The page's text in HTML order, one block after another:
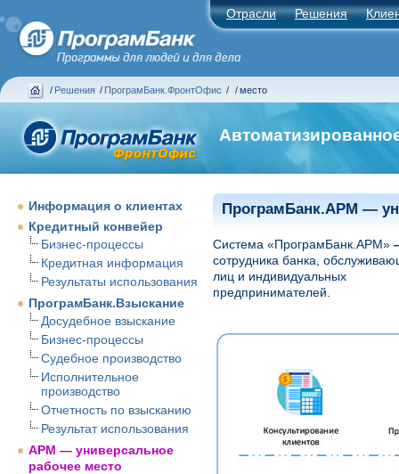
Отрасли Решения
/ Решения / ПрограмБанк.ФронтОфис / / место
Информация о клиентах
Кредитный конвейер
Бизнес-процессы
Кредитная информация
Результаты использования
ПрограмБанк.Взыскание
Досудебное взыскание
Бизнес-процессы
Судебное производство
Исполнительное
производство
Отчетность по взысканию
Результат использования
АРМ — универсальное
рабочее место
ПрограмБанк.АРМ —
Система «ПрограмБанк.АРМ»
сотрудника банка,
лиц и индивидуальных
предпринимателей.